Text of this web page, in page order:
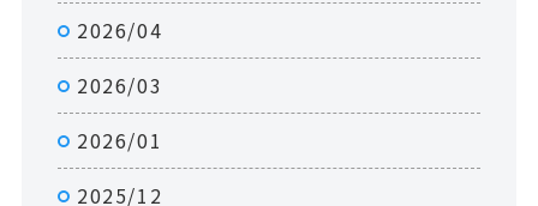
2026/04
2026/03
2026/01
2025/12